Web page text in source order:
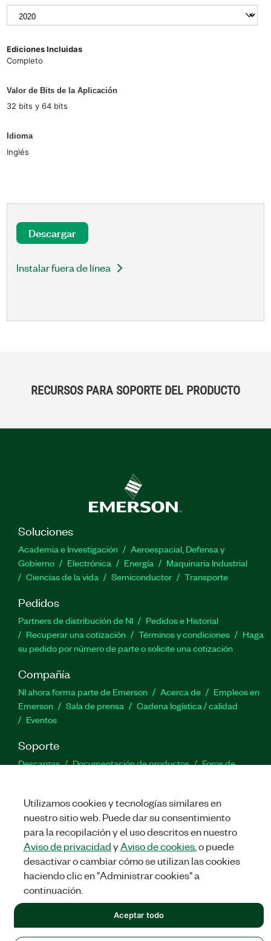
Ediciones Incluidas
Completo
Valor de Bits de la Aplicación
32 bits y 64 bits
Idioma
Inglés
Descargar
Instalar fuera de línea
RECURSOS PARA SOPORTE DEL PRODUCTO
Soluciones
Academia e Investigación
Aeroespacial, Defensa y
Gobierno
Electrónica Energía
Maquinaria Industrial
Ciencias de la vida
Semiconductor Transporte
Pedidos
Partners de distribución de NI
Pedidos e Historial
Recuperar una cotización
Términos y condiciones
Haga
su pedido por número de parte o solicite una cotización
Compañía
NI ahora forma parte de Emerson Acerca de
Empleos en
Emerson
Sala de prensa
Cadena logística / calidad
Eventos
Soporte
Descargas Documentación de productos
Foros de
FacebookLinkedIn
©NATIONAL INSTRUMENTS CORP. TODOS LOS DERECHOS
RESERVADOS.
Utilizamos cookies y tecnologías similares en
nuestro sitio web. Puede dar su consentimiento
para la recopilación y el uso descritos en nuestro
Aviso de privacidadyAviso de cookies, o puede
desactivar o cambiar cómo se utilizan las cookies
haciendo clic en "Administrar cookies" a
continuación.
Aceptar todo